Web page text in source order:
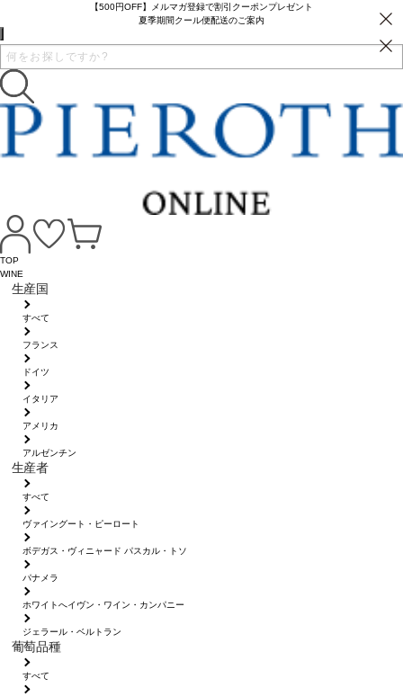
【500円OFF】メルマガ登録で割引クーポンプレゼント
夏季期間クール便配送のご案内
TOP
WINE
生産国
すべて
フランス
ドイツ
イタリア
アメリカ
アルゼンチン
生産者
すべて
ヴァイングート・ピーロート
ボデガス・ヴィニャード パスカル・トソ
パナメラ
ホワイトへイヴン・ワイン・カンパニー
ジェラール・ベルトラン
葡萄品種
すべて